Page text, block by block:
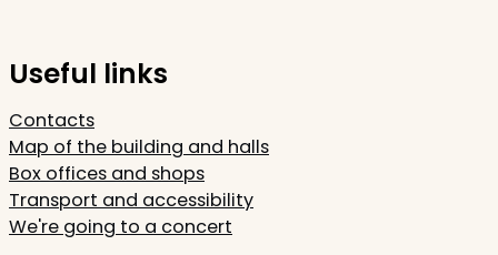
Useful links
Contacts
Map of the building and halls
Box offices and shops
Transport and accessibility
We're going to a concert